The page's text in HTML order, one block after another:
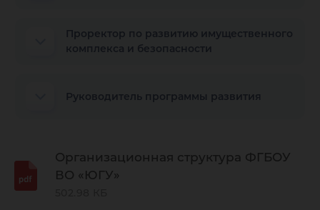
Проректор по развитию имущественного
комплекса и безопасности
Руководитель программы развития
Организационная структура ФГБОУ
ВО «ЮГУ»